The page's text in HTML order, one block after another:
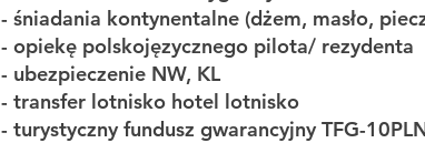
- śniadania kontynentalne (dżem, masło,
- opiekę polskojęzycznego pilota/ rezydenta
- ubezpieczenie NW, KL
- transfer lotnisko hotel lotnisko
- turystyczny fundusz gwarancyjny TFG-